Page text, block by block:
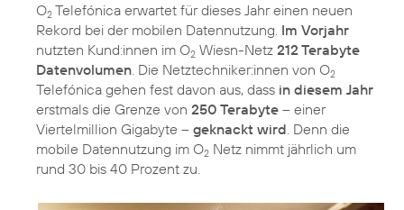
O2 Telefónica erwartet für dieses Jahr einen neuen
Rekord bei der mobilen Datennutzung. Im Vorjahr
nutzten Kund:innen im O2 Wiesn-Netz 212 Terabyte
Datenvolumen. Die Netztechniker:innen von O2
Telefónica gehen fest davon aus, dass in diesem Jahr
erstmals die Grenze von 250 Terabyte – einer
Viertelmillion Gigabyte – geknackt wird. Denn die
mobile Datennutzung im O2 Netz nimmt jährlich um
rund 30 bis 40 Prozent zu.